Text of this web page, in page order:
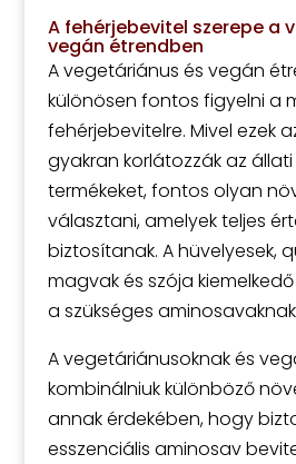
A fehérjebevitel szerepe a
vegán étrendben
A vegetáriánus és vegán
különösen fontos figyelni a
fehérjebevitelre. Mivel ezek
gyakran korlátozzák az
termékeket, fontos olyan
választani, amelyek teljes
biztosítanak. A hüvelyesek,
magvak és szója
a szükséges
A vegetáriánusoknak és
kombinálniuk különböző
annak érdekében, hogy
esszenciális aminosav